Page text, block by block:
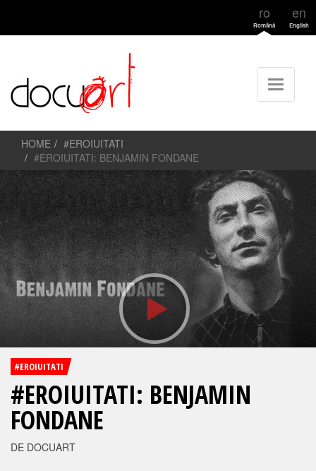
ro
Română
en
English
HOME
#EROIUITATI
#EROIUITATI: BENJAMIN FONDANE
#EROIUITATI
#EROIUITATI: BENJAMIN
FONDANE
DE DOCUART